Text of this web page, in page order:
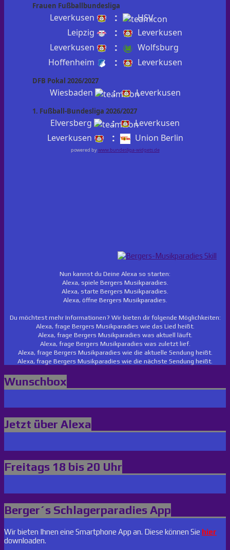
Frauen Fußballbundesliga
Leverkusen :
HSV
Leipzig
:
Leverkusen
Leverkusen
:
Wolfsburg
Hoffenheim
: Leverkusen
DFB Pokal 2026/2027
Wiesbaden : Leverkusen
1. Fußball-Bundesliga 2026/2027
Elversberg :
Leverkusen
Leverkusen
: Union Berlin
powered bywww.bundesliga-widgets.de
Nun kannst du Deine Alexa so starten:
Alexa, spiele Bergers Musikparadies.
Alexa, starte Bergers Musikparadies.
Alexa, öffne Bergers Musikparadies.
Du möchtest mehr Informationen? Wir bieten dir folgende Möglichkeiten:
Alexa, frage Bergers Musikparadies wie das Lied heißt.
Alexa, frage Bergers Musikparadies was aktuell läuft.
Alexa, frage Bergers Musikparadies was zuletzt lief.
Alexa, frage Bergers Musikparadies wie die aktuelle Sendung heißt.
Alexa, frage Bergers Musikparadies wie die nächste Sendung heißt.
Wunschbox
Jetzt über Alexa
Freitags 18 bis 20 Uhr
Berger´s Schlagerparadies App
Wir bieten Ihnen eine Smartphone App an. Diese können Sie hier
downloaden.